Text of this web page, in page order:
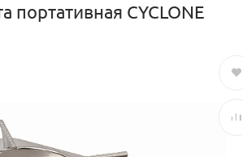
портативная CYCLONE